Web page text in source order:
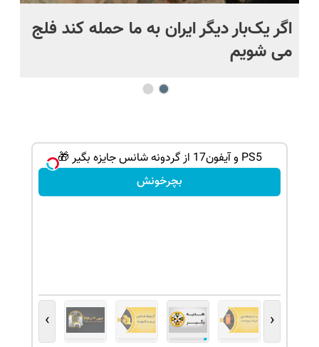
اگر یک‌بار دیگر ایران به ما حمله کند فلج
می شویم
PS5 و آیفون17 از گردونه شانس جایزه بگیر 🎁
بچرخونش
‹
›